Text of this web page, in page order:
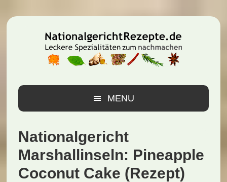
Hauptnavigation
Inhalt
Seitenspalte
MENU
Nationalgericht
Marshallinseln: Pineapple
Coconut Cake (Rezept)